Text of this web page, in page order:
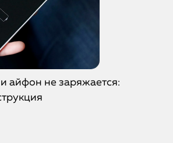
айфон не заряжается: